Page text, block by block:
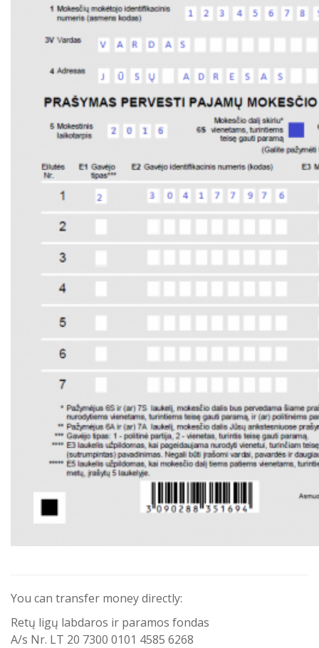
You can transfer money directly:
Retų ligų labdaros ir paramos fondas
A/s Nr. LT 20 7300 0101 4585 6268